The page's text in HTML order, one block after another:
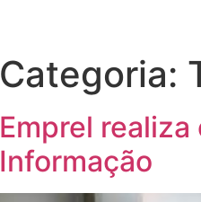
Categoria:
Emprel
Informação